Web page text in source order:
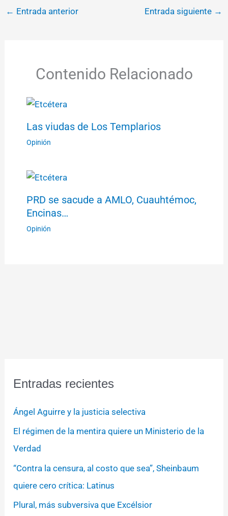
← Entrada anterior Entrada siguiente →
Contenido Relacionado
Las viudas de Los Templarios
Opinión
PRD se sacude a AMLO, Cuauhtémoc,
Encinas…
Opinión
Entradas recientes
Ángel Aguirre y la justicia selectiva
El régimen de la mentira quiere un Ministerio de la
Verdad
“Contra la censura, al costo que sea”, Sheinbaum
quiere cero crítica: Latinus
Plural, más subversiva que Excélsior